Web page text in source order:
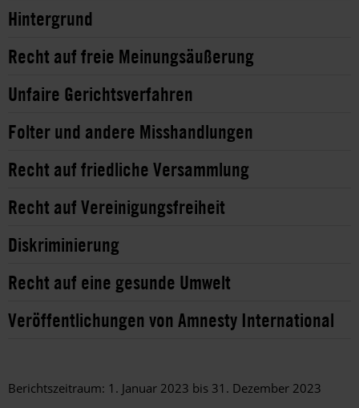
Hintergrund
Recht auf freie Meinungsäußerung
Unfaire Gerichtsverfahren
Folter und andere Misshandlungen
Recht auf friedliche Versammlung
Recht auf Vereinigungsfreiheit
Diskriminierung
Recht auf eine gesunde Umwelt
Veröffentlichungen von Amnesty International
Berichtszeitraum: 1. Januar 2023 bis 31. Dezember 2023